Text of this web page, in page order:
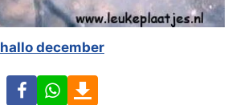
hallo december
FacebookWhatsApp